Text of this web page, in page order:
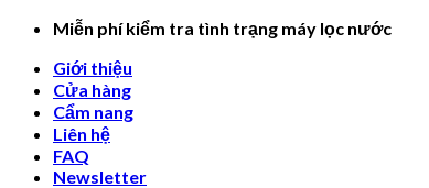
Skip
content
Miễn phí kiểm tra tình trạng máy lọc nước
Giới thiệu
Cửa hàng
Cẩm nang
Liên hệ
FAQ
Newsletter